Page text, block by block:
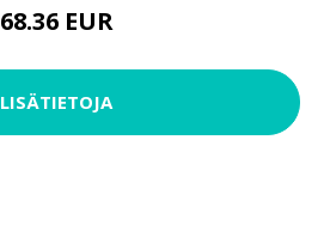
68.36 EUR
LISÄTIETOJA